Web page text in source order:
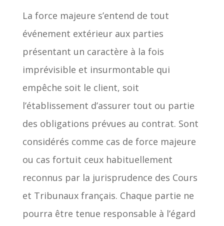
La force majeure s’entend de tout
événement extérieur aux parties
présentant un caractère à la fois
imprévisible et insurmontable qui
empêche soit le client, soit
l’établissement d’assurer tout ou partie
des obligations prévues au contrat. Sont
considérés comme cas de force majeure
ou cas fortuit ceux habituellement
reconnus par la jurisprudence des Cours
et Tribunaux français. Chaque partie ne
pourra être tenue responsable à l’égard